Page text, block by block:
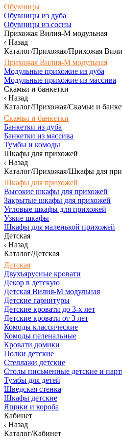
Обувницы
Обувницы из дуба
Обувницы из сосны
Прихожая Вилия-М модульная
Назад
Каталог/Прихожая/Прихожая
Прихожая Вилия-М модульная
Модульные прихожие из дуба
Модульные прихожие из массива
Скамьи и банкетки
Назад
Каталог/Прихожая/Скамьи и
Скамьи и банкетки
Банкетки из дуба
Банкетки из массива
Тумбы и комоды
Шкафы для прихожей
Назад
Каталог/Прихожая/Шкафы для
Шкафы для прихожей
Высокие шкафы для прихожей
Закрытые шкафы для прихожей
Угловые шкафы для прихожей
Узкие шкафы
Шкафы для маленькой прихожей
Детская
Назад
Каталог/Детская
Детская
Двухъярусные кровати
Декор в детскую
Детская Вилия-М модульная
Детские гарнитуры
Детские кровати до 3-х лет
Детские кровати от 3 лет
Комоды классические
Комоды пеленальные
Кровати домики
Полки детские
Стеллажи детские
Столы письменные детские и
Тумбы для детей
Шведская стенка
Шкафы детские
Ящики и короба
Кабинет
Назад
Каталог/Кабинет